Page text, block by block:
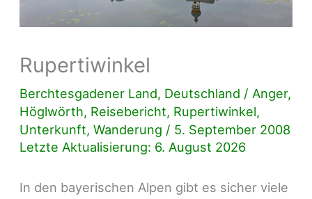
Rupertiwinkel
Berchtesgadener Land, Deutschland / Anger,
Höglwörth, Reisebericht, Rupertiwinkel,
Unterkunft,Wanderung / 5. September 2008
Letzte Aktualisierung: 6. August 2026
In den bayerischen Alpen gibt es sicher viele